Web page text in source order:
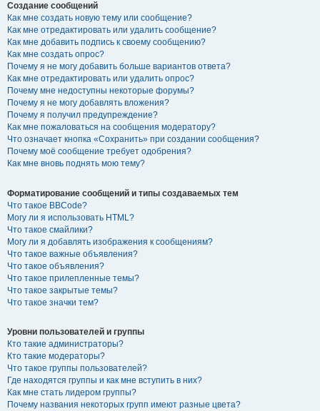
Создание сообщений
Как мне создать новую тему или сообщение?
Как мне отредактировать или удалить сообщение?
Как мне добавить подпись к своему сообщению?
Как мне создать опрос?
Почему я не могу добавить больше вариантов ответа?
Как мне отредактировать или удалить опрос?
Почему мне недоступны некоторые форумы?
Почему я не могу добавлять вложения?
Почему я получил предупреждение?
Как мне пожаловаться на сообщения модератору?
Что означает кнопка «Сохранить» при создании сообщения?
Почему моё сообщение требует одобрения?
Как мне вновь поднять мою тему?
Форматирование сообщений и типы создаваемых тем
Что такое BBCode?
Могу ли я использовать HTML?
Что такое смайлики?
Могу ли я добавлять изображения к сообщениям?
Что такое важные объявления?
Что такое объявления?
Что такое прилепленные темы?
Что такое закрытые темы?
Что такое значки тем?
Уровни пользователей и группы
Кто такие администраторы?
Кто такие модераторы?
Что такое группы пользователей?
Где находятся группы и как мне вступить в них?
Как мне стать лидером группы?
Почему названия некоторых групп имеют разные цвета?